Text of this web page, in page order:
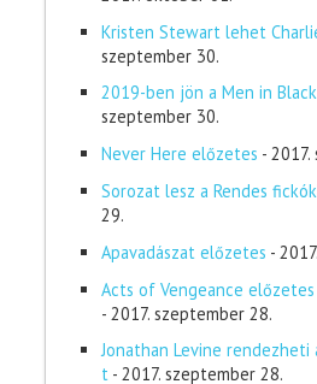
Kristen Stewart lehet
szeptember 30.
2019-ben jön a Men in
szeptember 30.
Never Here előzetes -
Sorozat lesz a Rendes
29.
Apavadászat előzetes -
Acts of Vengeance
- 2017. szeptember 28.
Jonathan Levine
t - 2017. szeptember 28.